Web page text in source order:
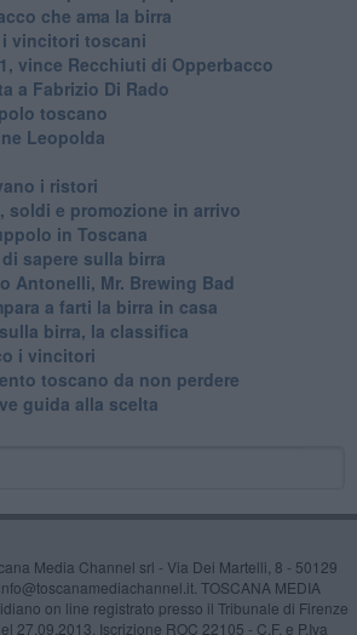
che ama la birra
i vincitori toscani
vince Recchiuti di Opperbacco
a Fabrizio Di Rado
toscano
Leopolda
i ristori
soldi e promozione in arrivo
in Toscana
sapere sulla birra
Antonelli, Mr. Brewing Bad
a farti la birra in casa
birra, la classifica
i vincitori
toscano da non perdere
guida alla scelta
Media Channel srl - Via Dei Martelli, 8 - 50129
TOSCANA MEDIA
on line registrato presso il Tribunale di Firenze
27.09.2013. Iscrizione ROC 22105 - C.F. e P.Iva